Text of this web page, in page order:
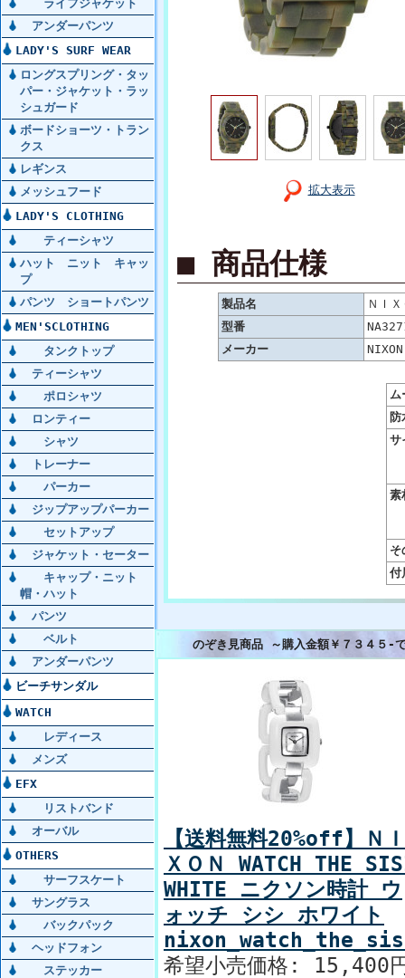
ライフジャケット
アンダーパンツ
LADY'S SURF WEAR
ロングスプリング・タッ
パー・ジャケット・ラッ
シュガード
ボードショーツ・トラン
クス
レギンス
メッシュフード
LADY'S CLOTHING
ティーシャツ
ハット ニット キャッ
プ
パンツ ショートパンツ
MEN'SCLOTHING
タンクトップ
ティーシャツ
ポロシャツ
ロンティー
シャツ
トレーナー
パーカー
ジップアップパーカー
セットアップ
ジャケット・セーター
キャップ・ニット
帽・ハット
パンツ
ベルト
アンダーパンツ
ビーチサンダル
WATCH
レディース
メンズ
EFX
リストバンド
オーバル
OTHERS
サーフスケート
サングラス
バックパック
ヘッドフォン
ステッカー
拡大表示
■ 商品仕様
製品名
ＮＩ
型番
メーカー
NIXON
ム
防
サ
素
そ
付
のぞき見商品 ～購入金額￥７３４５-
【送料無料20%off】ＮＩ
ＸＯＮ WATCH THE
WHITE ニクソン時計 ウ
ォッチ シシ ホワイト
希望小売価格: 15,400